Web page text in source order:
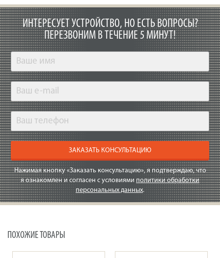
ИНТЕРЕСУЕТ УСТРОЙСТВО, НО ЕСТЬ ВОПРОСЫ?
ПЕРЕЗВОНИМ В ТЕЧЕНИЕ 5 МИНУТ!
ЗАКАЗАТЬ КОНСУЛЬТАЦИЮ
Нажимая кнопку «Заказать консультацию», я подтверждаю, что
я ознакомлен и согласен с условиями политики обработки
персональных данных.
ПОХОЖИЕ ТОВАРЫ